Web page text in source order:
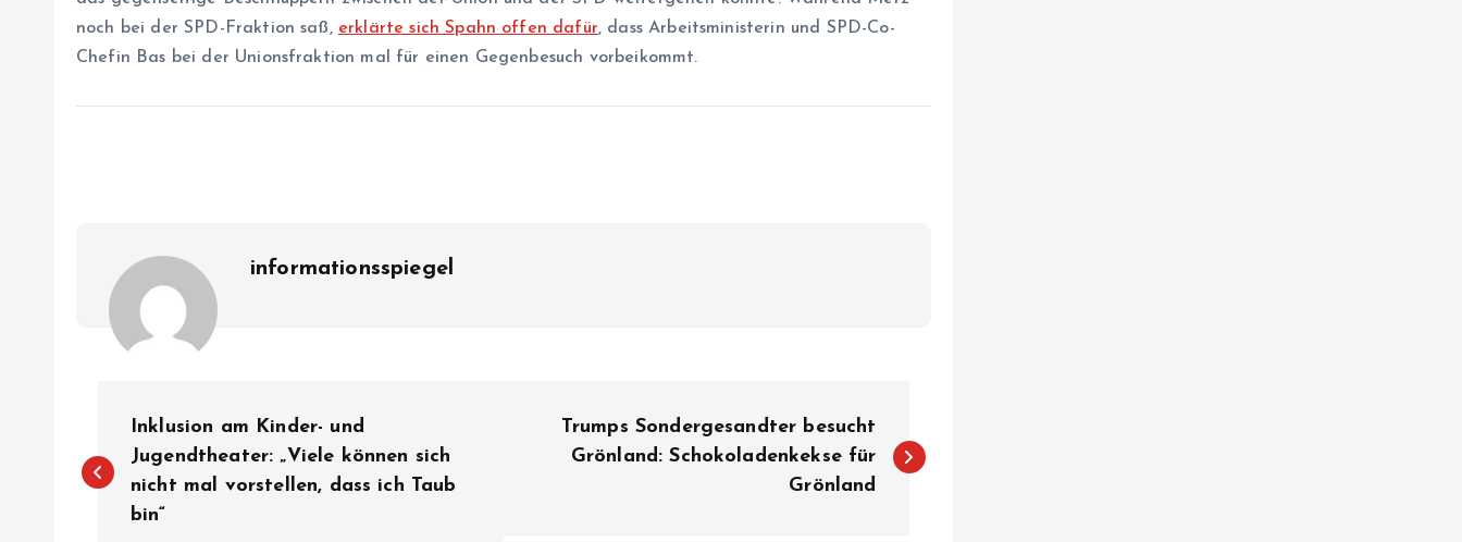
noch bei der SPD-Fraktion saß, erklärte sich Spahn offen dafür, dass Arbeitsministerin und SPD-Co-
Chefin Bas bei der Unionsfraktion mal für einen Gegenbesuch vorbeikommt.
informationsspiegel
o
Inklusion am Kinder- und
Jugendtheater: „Viele können sich
nicht mal vorstellen, dass ich Taub
bin“
Trumps Sondergesandter besucht
Grönland: Schokoladenkekse für
Grönland